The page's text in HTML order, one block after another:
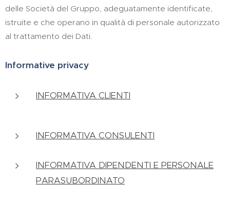
delle Società del Gruppo, adeguatamente identificate,
istruite e che operano in qualità di personale autorizzato
al trattamento dei Dati.
Informative privacy
INFORMATIVA CLIENTI
INFORMATIVA CONSULENTI
INFORMATIVA DIPENDENTI E PERSONALE
PARASUBORDINATO